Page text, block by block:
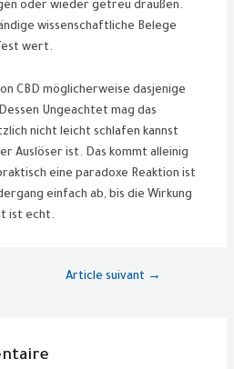
oder wieder getreu draußen.
wissenschaftliche Belege
wert.
CBD möglicherweise dasjenige
Ungeachtet mag das
nicht leicht schlafen kannst
Auslöser ist. Das kommt alleinig
eine paradoxe Reaktion ist
einfach ab, bis die Wirkung
ist echt.
Article suivant →